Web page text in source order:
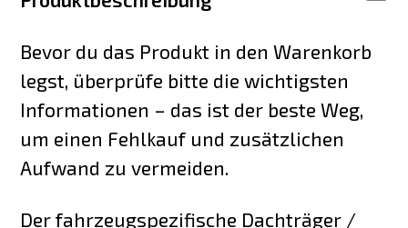
Bevor du das Produkt in den Warenkorb
legst, überprüfe bitte die wichtigsten
Informationen – das ist der beste Weg,
um einen Fehlkauf und zusätzlichen
Aufwand zu vermeiden.
Der fahrzeugspezifische Dachträger /